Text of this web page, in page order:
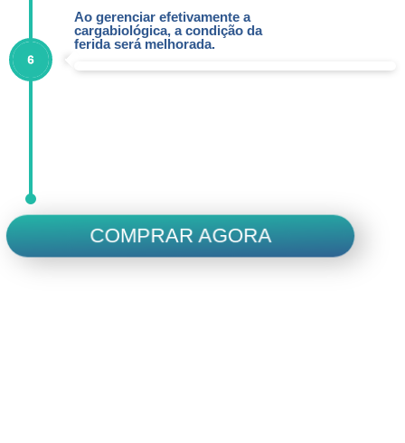
Ao gerenciar efetivamente a
cargabiológica, a condição da
ferida será melhorada.
COMPRAR AGORA